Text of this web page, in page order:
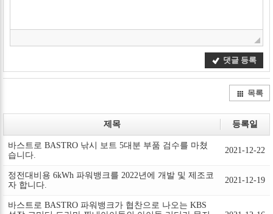
댓글 등록
목록
제목 등록일
바스트로 BASTRO 낚시 보트 5대분 부품 검수를 마쳤
습니다.
2021-12-22
정전대비용 6kWh 파워뱅크를 2022년에 개발 및 제조코
자 합니다.
2021-12-19
바스트로 BASTRO 파워뱅크가 협찬으로 나오는 KBS